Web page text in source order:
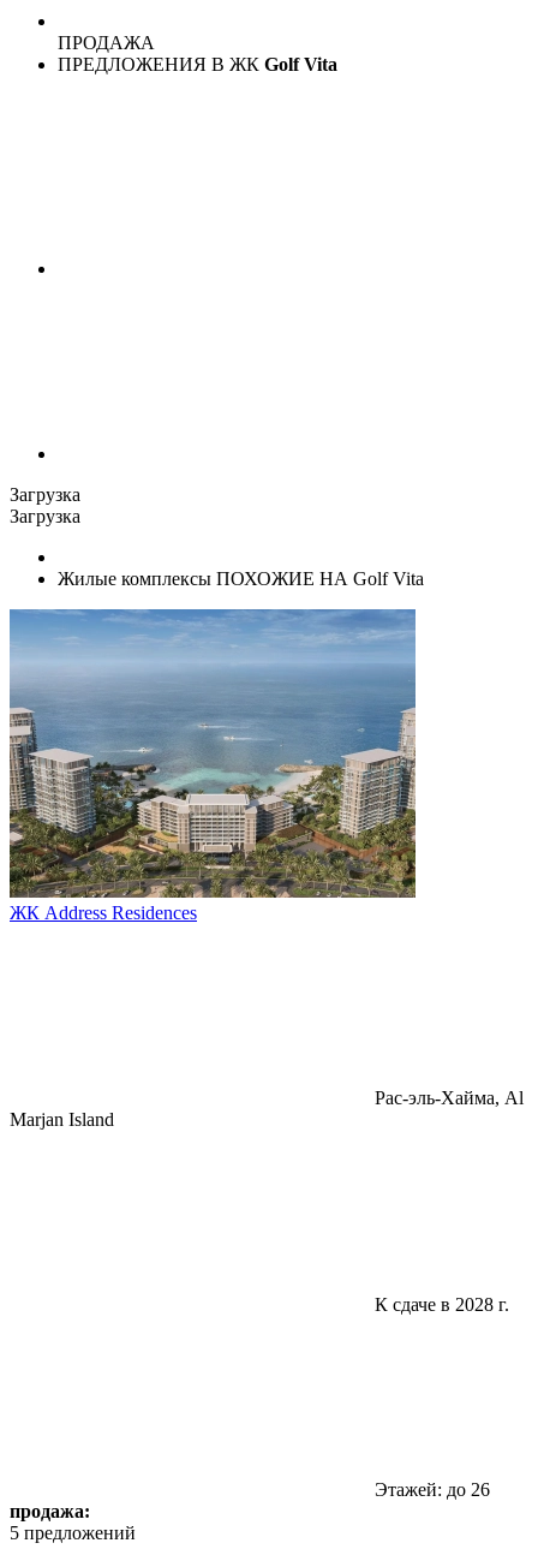
ПРОДАЖА
ПРЕДЛОЖЕНИЯ В ЖК Golf Vita
Загрузка
Загрузка
Жилые комплексы ПОХОЖИЕ НА Golf Vita
ЖК Address Residences
Pac-эль-Хайма, Al
Marjan Island
К сдаче в 2028 г.
Этажей: до 26
продажа:
5 предложений